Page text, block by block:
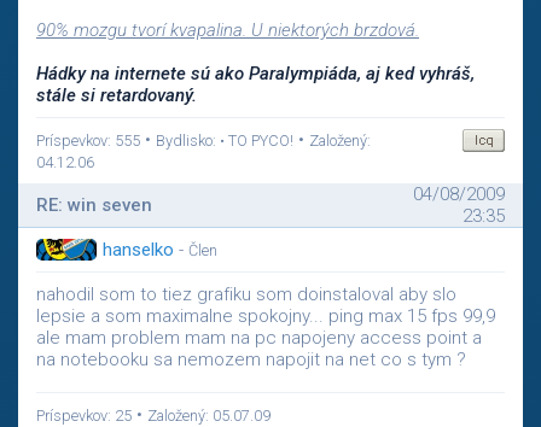
90% mozgu tvorí kvapalina. U niektorých brzdová.
Hádky na internete sú ako Paralympiáda, aj ked vyhráš,
stále si retardovaný.
Príspevkov: 555 • Bydlisko: • TO PYCO! • Založený:
04.12.06
RE: win seven
04/08/2009
23:35
hanselko - Člen
nahodil som to tiez grafiku som doinstaloval aby slo
lepsie a som maximalne spokojny... ping max 15 fps 99,9
ale mam problem mam na pc napojeny access point a
na notebooku sa nemozem napojit na net co s tym ?
Príspevkov: 25 • Založený: 05.07.09